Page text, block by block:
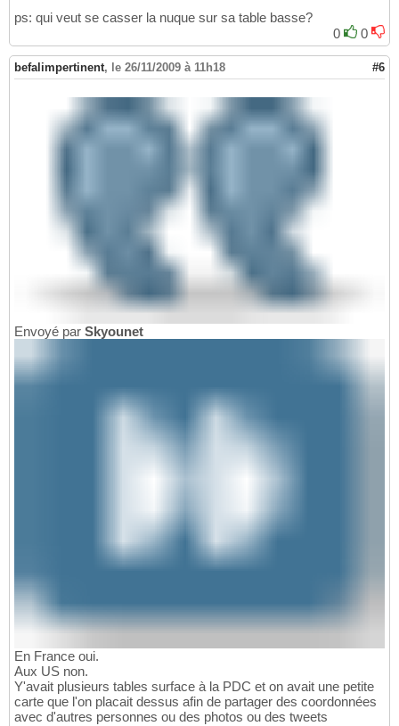
ps: qui veut se casser la nuque sur sa table basse?
0
0
befalimpertinent, le 26/11/2009 à 11h18 #6
Envoyé par Skyounet
En France oui.
Aux US non.
Y'avait plusieurs tables surface à la PDC et on avait une petite
carte que l'on placait dessus afin de partager des coordonnées
avec d'autres personnes ou des photos ou des tweets